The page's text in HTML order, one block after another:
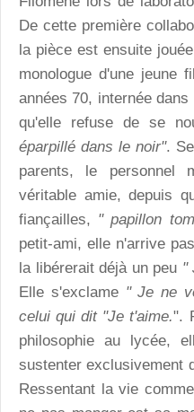
De cette première
la pièce est ensuite
monologue d'une jeune
années 70, internée
qu'elle refuse de se
éparpillé dans le noir".
parents, le personnel
véritable amie, depuis
fiançailles, " papillon
petit-ami, elle n'arrive
la libérerait déjà un peu "
Elle s'exclame " Je ne
celui qui dit "Je t'aime.".
philosophie au lycée,
sustenter exclusivement
Ressentant la vie